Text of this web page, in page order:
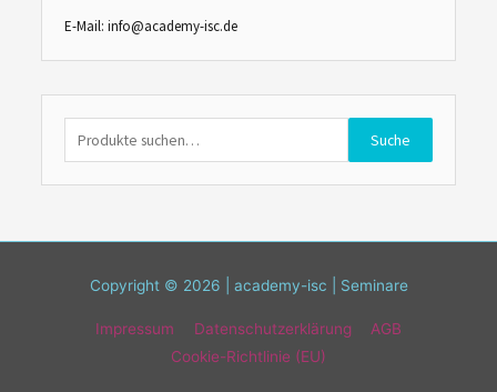
E-Mail:info@academy-isc.de
nach:
Suche
Copyright © 2026 | academy-isc | Seminare
Impressum Datenschutzerklärung
AGB
Cookie-Richtlinie (EU)